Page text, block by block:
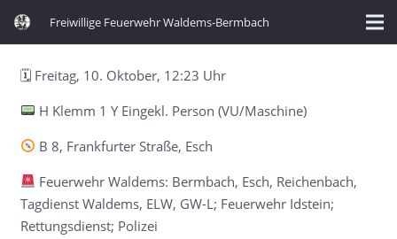
Freiwillige Feuerwehr Waldems-Bermbach
🗓 Freitag, 10. Oktober, 12:23 Uhr
H Klemm 1 Y Eingekl. Person (VU/Maschine)
B 8, Frankfurter Straße, Esch
Feuerwehr Waldems: Bermbach, Esch, Reichenbach,
Tagdienst Waldems, ELW, GW-L; Feuerwehr Idstein;
Rettungsdienst; Polizei